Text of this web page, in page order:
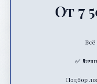
От 7
Всё
✅
Подбор